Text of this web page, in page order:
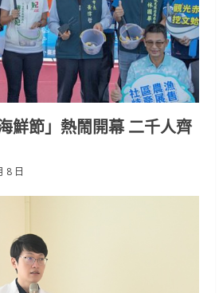
鮮節」熱鬧開幕 二千人齊
8 日